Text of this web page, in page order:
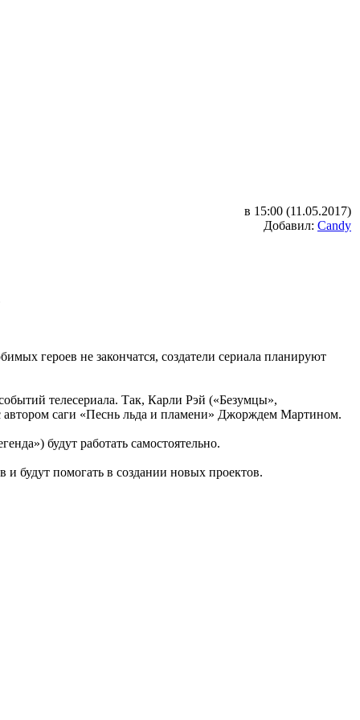
в 15:00 (11.05.2017)
Добавил: Candy
героев не закончатся, создатели сериала планируют
телесериала. Так, Карли Рэй («Безумцы»,
автором саги «Песнь льда и пламени» Джорждем Мартином.
будут работать самостоятельно.
будут помогать в создании новых проектов.